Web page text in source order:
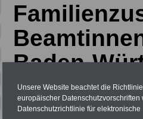
Baden-
01.12.2022
Unsere Website beachtet die
europäischer
Datenschutzrichtlinie für